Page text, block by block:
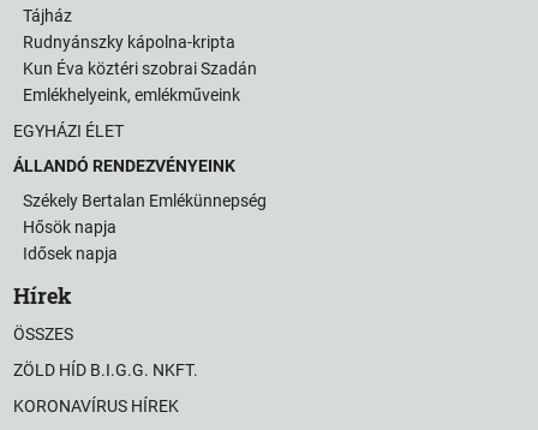
Tájház
Rudnyánszky kápolna-kripta
Kun Éva köztéri szobrai Szadán
Emlékhelyeink, emlékműveink
EGYHÁZI ÉLET
ÁLLANDÓ RENDEZVÉNYEINK
Székely Bertalan Emlékünnepség
Hősök napja
Idősek napja
Hírek
ÖSSZES
ZÖLD HÍD B.I.G.G. NKFT.
KORONAVÍRUS HÍREK